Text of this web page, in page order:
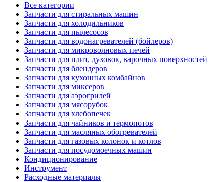
Все категории
Запчасти для стиральных машин
Запчасти для холодильников
Запчасти для пылесосов
Запчасти для водонагревателей (бойлеров)
Запчасти для микроволновых печей
Запчасти для плит, духовок, варочных поверхностей
Запчасти для блендеров
Запчасти для кухонных комбайнов
Запчасти для миксеров
Запчасти для аэрогрилей
Запчасти для мясорубок
Запчасти для хлебопечек
Запчасти для чайников и термопотов
Запчасти для масляных обогревателей
Запчасти для газовых колонок и котлов
Запчасти для посудомоечных машин
Кондиционирование
Инструмент
Расходные материалы